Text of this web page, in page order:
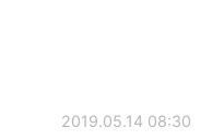
2019.05.14 08:30